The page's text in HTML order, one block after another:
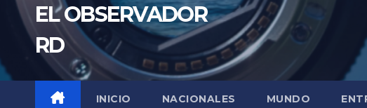
EL OBSERVADOR
RD
INICIO NACIONALES MUNDO